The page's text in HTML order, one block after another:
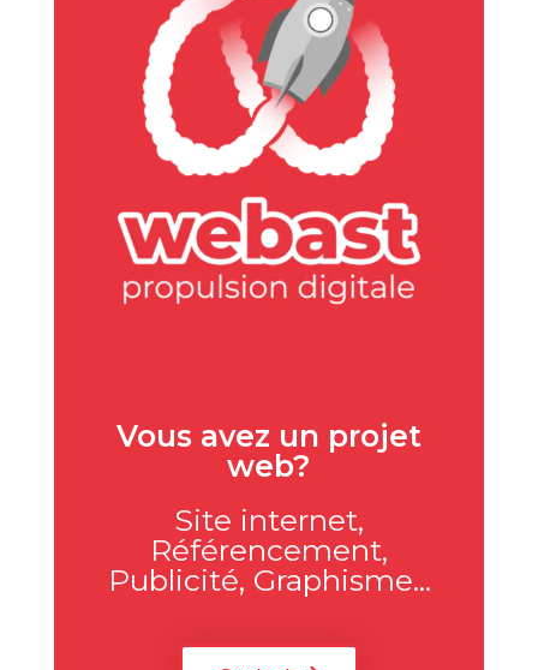
Vous avez un projet
web?
Site internet,
Référencement,
Publicité, Graphisme...